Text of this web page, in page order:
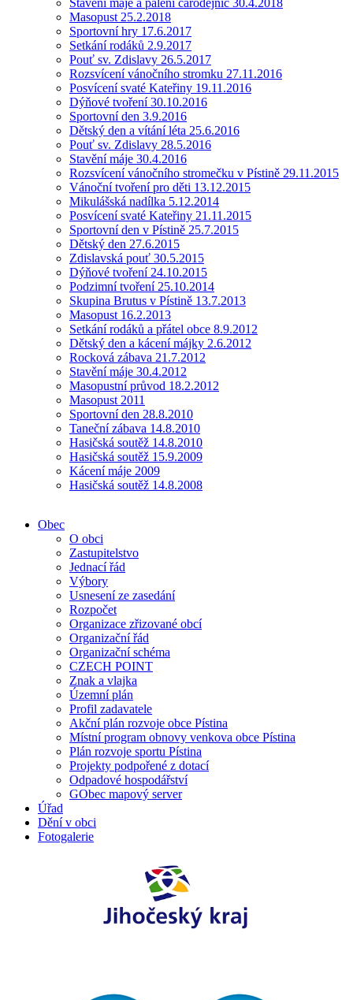
Stavění máje a pálení čarodějnic 30.4.2018
Masopust 25.2.2018
Sportovní hry 17.6.2017
Setkání rodáků 2.9.2017
Pouť sv. Zdislavy 26.5.2017
Rozsvícení vánočního stromku 27.11.2016
Posvícení svaté Kateřiny 19.11.2016
Dýňové tvoření 30.10.2016
Sportovní den 3.9.2016
Dětský den a vítání léta 25.6.2016
Pouť sv. Zdislavy 28.5.2016
Stavění máje 30.4.2016
Rozsvícení vánočního stromečku v Pístině 29.11.2015
Vánoční tvoření pro děti 13.12.2015
Mikulášská nadílka 5.12.2014
Posvícení svaté Kateřiny 21.11.2015
Sportovní den v Pístině 25.7.2015
Dětský den 27.6.2015
Zdislavská pouť 30.5.2015
Dýňové tvoření 24.10.2015
Podzimní tvoření 25.10.2014
Skupina Brutus v Pístině 13.7.2013
Masopust 16.2.2013
Setkání rodáků a přátel obce 8.9.2012
Dětský den a kácení májky 2.6.2012
Rocková zábava 21.7.2012
Stavění máje 30.4.2012
Masopustní průvod 18.2.2012
Masopust 2011
Sportovní den 28.8.2010
Taneční zábava 14.8.2010
Hasičská soutěž 14.8.2010
Hasičská soutěž 15.9.2009
Kácení máje 2009
Hasičská soutěž 14.8.2008
Obec
O obci
Zastupitelstvo
Jednací řád
Výbory
Usnesení ze zasedání
Rozpočet
Organizace zřizované obcí
Organizační řád
Organizační schéma
CZECH POINT
Znak a vlajka
Územní plán
Profil zadavatele
Akční plán rozvoje obce Pístina
Místní program obnovy venkova obce Pístina
Plán rozvoje sportu Pístina
Projekty podpořené z dotací
Odpadové hospodářství
GObec mapový server
Úřad
Dění v obci
Fotogalerie